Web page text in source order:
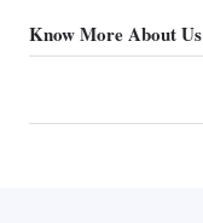
Know More About Us